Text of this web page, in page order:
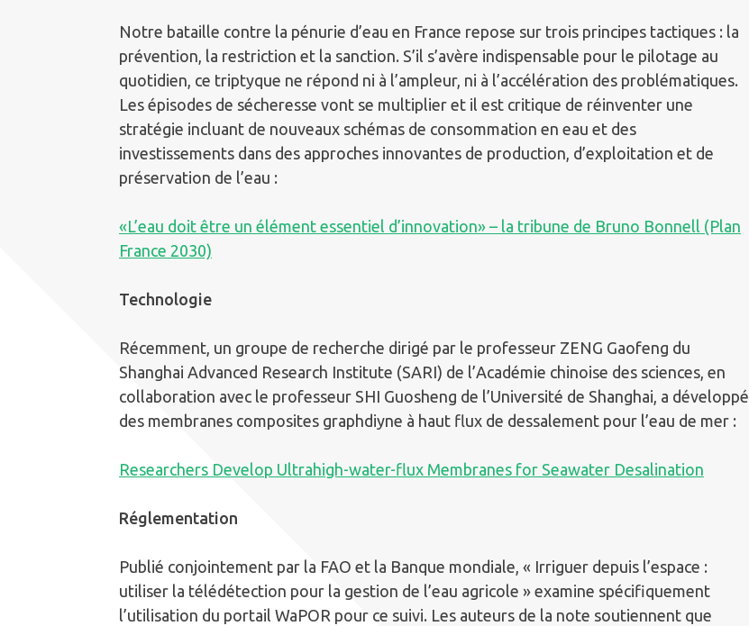
Notre bataille contre la pénurie d’eau en France repose sur trois principes tactiques : la
prévention, la restriction et la sanction. S’il s’avère indispensable pour le pilotage au
quotidien, ce triptyque ne répond ni à l’ampleur, ni à l’accélération des problématiques.
Les épisodes de sécheresse vont se multiplier et il est critique de réinventer une
stratégie incluant de nouveaux schémas de consommation en eau et des
investissements dans des approches innovantes de production, d’exploitation et de
préservation de l’eau :
«L’eau doit être un élément essentiel d’innovation» – la tribune de Bruno Bonnell (Plan
France 2030)
Technologie
Récemment, un groupe de recherche dirigé par le professeur ZENG Gaofeng du
Shanghai Advanced Research Institute (SARI) de l’Académie chinoise des sciences, en
collaboration avec le professeur SHI Guosheng de l’Université de Shanghai, a développé
des membranes composites graphdiyne à haut flux de dessalement pour l’eau de mer :
Researchers Develop Ultrahigh-water-flux Membranes for Seawater Desalination
Réglementation
Publié conjointement par la FAO et la Banque mondiale, « Irriguer depuis l’espace :
utiliser la télédétection pour la gestion de l’eau agricole » examine spécifiquement
l’utilisation du portail WaPOR pour ce suivi. Les auteurs de la note soutiennent que